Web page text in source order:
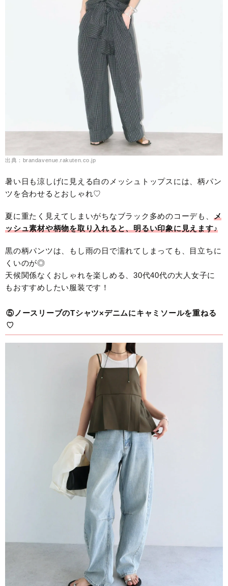
出典：brandavenue.rakuten.co.jp
暑い日も涼しげに見える白のメッシュトップスには、柄パン
ツを合わせるとおしゃれ♡
夏に重たく見えてしまいがちなブラック多めのコーデも、 メ
ッシュ素材や柄物を取り入れると、明るい印象に見えます♪
黒の柄パンツは、もし雨の日で濡れてしまっても、目立ちに
くいのが◎
天候関係なくおしゃれを楽しめる、30代40代の大人女子に
もおすすめしたい服装です！
⑤ノースリーブのTシャツ×デニムにキャミソールを重ねる
♡